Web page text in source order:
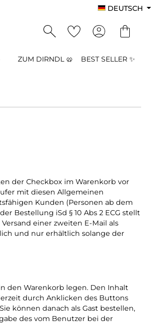
DEUTSCH
ZUM DIRNDL 🥨 BEST SELLER ✨
der Checkbox im Warenkorb vor
mit diesen Allgemeinen
Kunden (Personen ab dem
Bestellung iSd § 10 Abs 2 ECG stellt
einer zweiten E-Mail als
und nur erhältlich solange der
den Warenkorb legen. Den Inhalt
durch Anklicken des Buttons
können danach als Gast bestellen,
des vom Benutzer bei der